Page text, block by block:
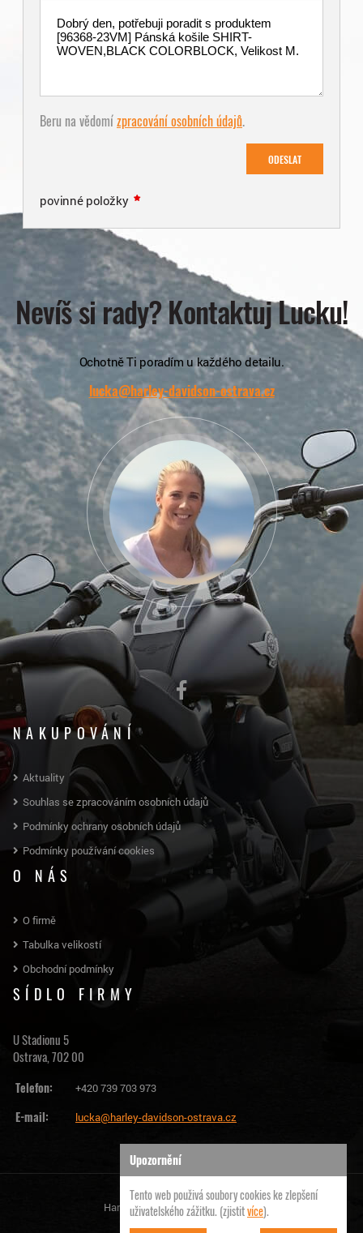
Beru na vědomízpracování osobních údajů.
ODESLAT
povinné položky
Nevíš si rady? Kontaktuj Lucku!
Ochotně Ti poradím u každého detailu.
lucka@harley-davidson-ostrava.cz
NAKUPOVÁNÍ
Aktuality
Souhlas se zpracováním osobních údajů
Podmínky ochrany osobních údajů
Podmínky používání cookies
O NÁS
O firmě
Tabulka velikostí
Obchodní podmínky
SÍDLO FIRMY
U Stadionu 5
Ostrava, 702 00
Telefon:
+420 739 703 973
E-mail: lucka@harley-davidson-ostrava.cz
Harley Davidson Ostrava | © 2026
Upozornění
Tento web použivá soubory cookies ke zlepšení
uživatelského zážitku. (zjistitvíce).